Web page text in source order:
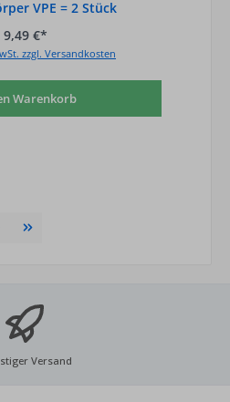
VPE = 2 Stück
9,49 €*
zzgl. Versandkosten
Warenkorb
Versand